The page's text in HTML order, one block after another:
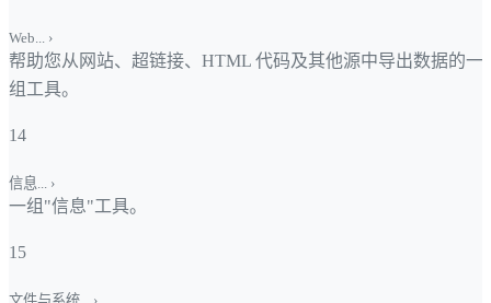
Web... ›
帮助您从网站、超链接、HTML 代码及其他源中导出数据的一
组工具。
14
信息... ›
一组"信息"工具。
15